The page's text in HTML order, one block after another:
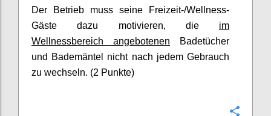
Der Betrieb muss seine Freizeit-/Wellness-
Gäste dazu motivieren, die im
Wellnessbereich angebotenen Badetücher
und Bademäntel nicht nach jedem Gebrauch
zu wechseln. (2 Punkte)